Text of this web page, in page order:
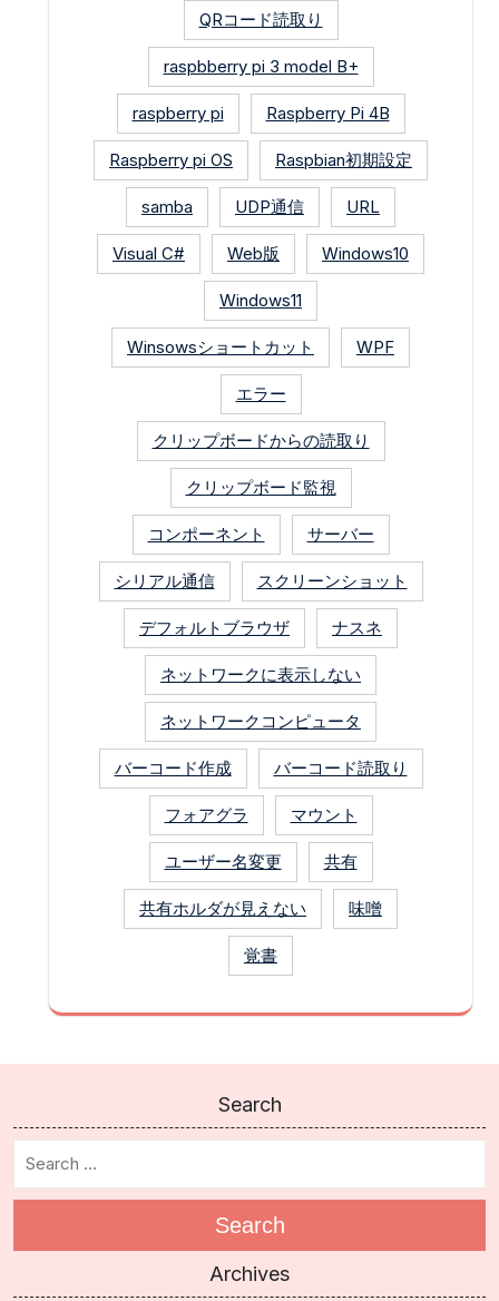
QRコード読取り
raspbberry pi 3 model B+
raspberry pi Raspberry Pi 4B
Raspberry pi OS Raspbian初期設定
samba UDP通信 URL
Visual C# Web版 Windows10
Windows11
Winsowsショートカット WPF
エラー
クリップボードからの読取り
クリップボード監視
コンポーネント サーバー
シリアル通信 スクリーンショット
デフォルトブラウザ ナスネ
ネットワークに表示しない
ネットワークコンピュータ
バーコード作成 バーコード読取り
フォアグラ マウント
ユーザー名変更 共有
共有ホルダが見えない 味噌
覚書
Search
Search
Archives